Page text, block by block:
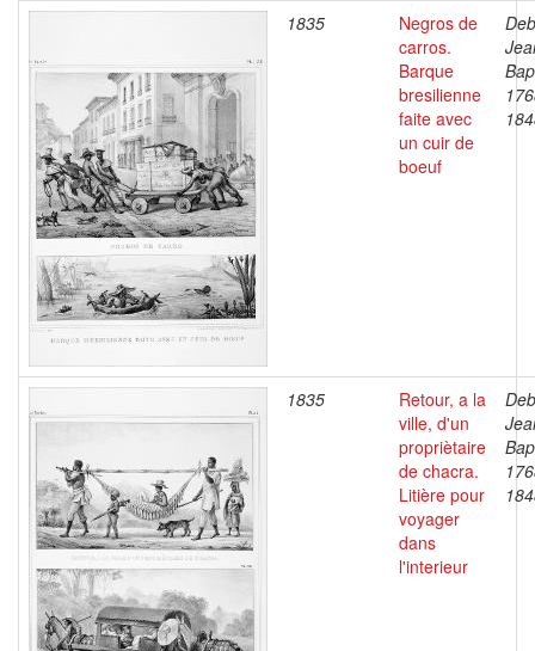
1835
Negros de
carros.
Barque
bresilienne
faite avec
un cuir de
boeuf
1835
Retour, a la
ville, d'un
propriètaire
de chacra.
Litière pour
voyager
dans
l'interieur